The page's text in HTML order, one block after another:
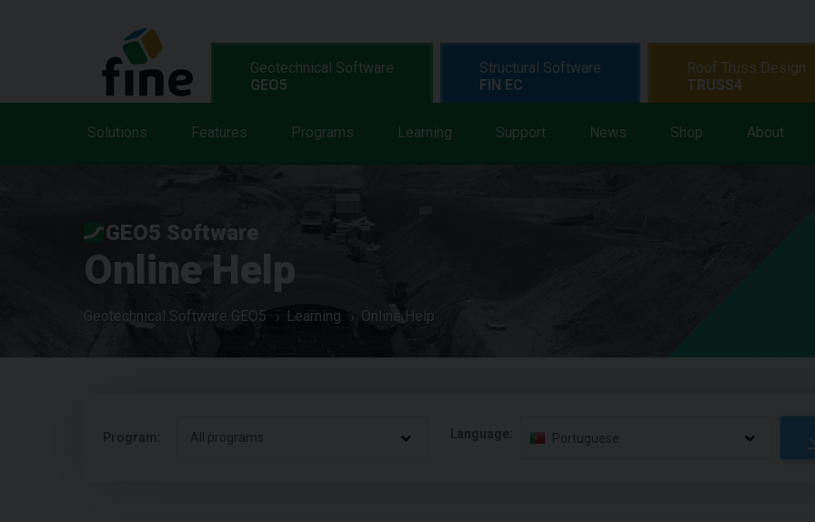
Geotechnical Software
GEO5
Solutions Features Programs Learning Support News Shop About
Structural Software
FIN EC
Roof Truss Design
TRUSS4
GEO5 Software
Online Help
Geotechnical Software GEO5 Learning Online Help
Program: All programs Language: Portuguese